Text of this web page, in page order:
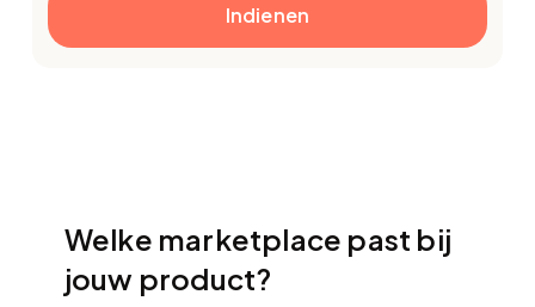
Indienen
Welke marketplace past bij
jouw product?